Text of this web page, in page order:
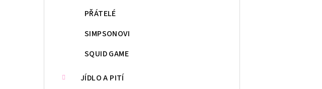
PŘÁTELÉ
SIMPSONOVI
SQUID GAME
JÍDLO A PITÍ